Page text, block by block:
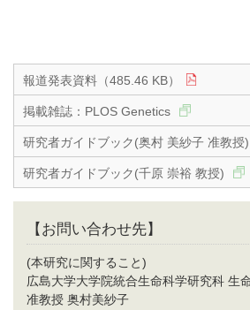
報道発表資料（485.46 KB）
掲載雑誌：PLOS Genetics
研究者ガイドブック(奥村 美紗子 准教授)
研究者ガイドブック(千原 崇裕 教授)
【お問い合わせ先】
(本研究に関すること)
広島大学大学院統合生命科学研究科 生
准教授 奥村美紗子